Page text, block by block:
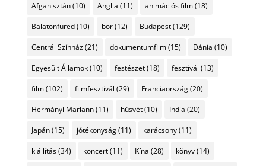
Afganisztán(10) Anglia (11) animációs film(18)
Balatonfüred(10) bor(12) Budapest(129)
Centrál Színház(21) dokumentumfilm(15) Dánia (10)
Egyesült Államok(10) festészet(18) fesztivál (13)
film(102) filmfesztivál (29) Franciaország(20)
Hermányi Mariann(11) húsvét(10) India (20)
Japán(15) jótékonyság(11) karácsony(11)
kiállítás(34) koncert(11) Kína (28) könyv(14)